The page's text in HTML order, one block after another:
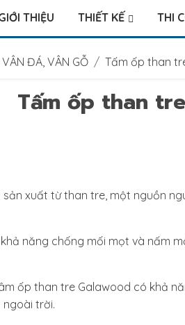
THIỆU THIẾT KẾ THI
VÂN ĐÁ, VÂN GỖ Tấm ốp than
Tấm ốp than
xuất từ than tre, một nguồn
năng chống mối mọt và nấm
ốp than tre Galawood có khả
ngoài trời.